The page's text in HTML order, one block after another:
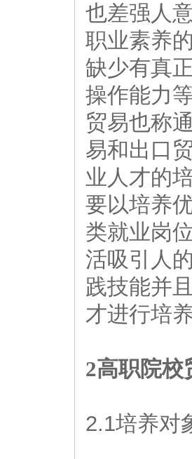
也差强人
职业素养
缺少有真
操作能力
贸易也称
易和出口
业人才的
要以培养
类就业岗
活吸引人
践技能并
才进行培
2高职院校
2.1培养对